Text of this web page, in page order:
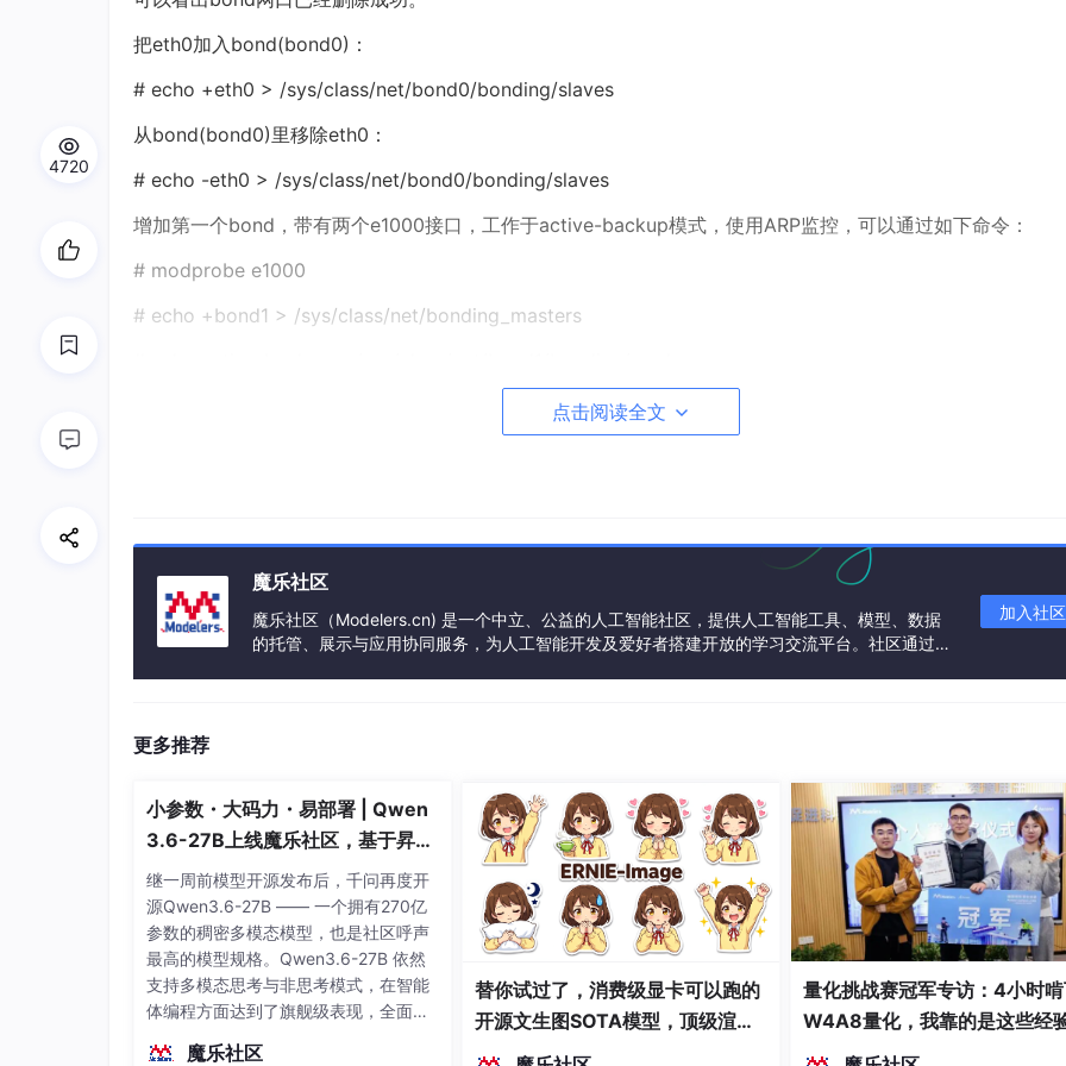
把eth0加入bond(bond0)：
# echo +eth0 > /sys/class/net/bond0/bonding/slaves
从bond(bond0)里移除eth0：
# echo -eth0 > /sys/class/net/bond0/bonding/slaves
增加第一个bond，带有两个e1000接口，工作于active-backup模式，使用ARP监控，可以通过如下命令：
# modprobe e1000
# echo +bond1 > /sys/class/net/bonding_masters
增加arp目标地址：
# echo +192.168.2.100 /sys/class/net/bond1/bonding/arp_ip_target
# echo 2000 > /sys/class/net/bond1/bonding/arp_interval
# echo +eth2 > /sys/class/net/bond1/bonding/slaves
# cat /proc/net/bonding/bond1
Ethernet Channel Bonding Driver: v3.6.0 (September 26, 2009)
Bonding Mode: fault-tolerance (active-backup)
Primary Slave: None
Currently Active Slave: eth0
MII Status: up
点击阅读全文
魔乐社区
魔乐社区（Modelers.cn) 是一个中立、公益的人工智能社区，提供人工智能工具、模型、数据
的托管、展示与应用协同服务，为人工智能开发及爱好者搭建开放的学习交流平台。社区通过理
加入社区
更多推荐
小参数・大码力・易部署 | Qwen
3.6-27B上线魔乐社区，基于昇腾
的部署教程来了
继一周前模型开源发布后，千问再度开
源Qwen3.6-27B —— 一个拥有270亿
参数的稠密多模态模型，也是社区呼声
最高的模型规格。Qwen3.6-27B 依然
支持多模态思考与非思考模式，在智能
体编程方面达到了旗舰级表现，全面超
魔乐社区
替你试过了，消费级显卡可以跑的
开源文生图SOTA模型，顶级渲
染、高密度文本绘图
量化挑战赛冠军专访：4小时
W4A8量化，我靠的是这些经
4720